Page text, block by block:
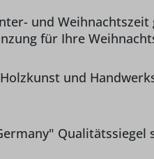
und Weihnachtszeit
für Ihre
und
Qualitätssiegel